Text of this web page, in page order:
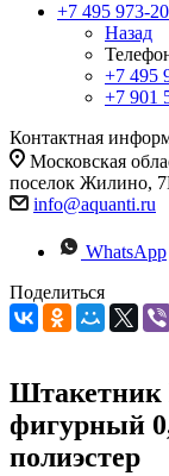
+7 495 973-
Назад
+7 495
+7 901
Контактная
Московская
поселок Жилино,
info@aquanti.ru
WhatsApp
Поделиться
Штакетник
фигурный
полиэстер